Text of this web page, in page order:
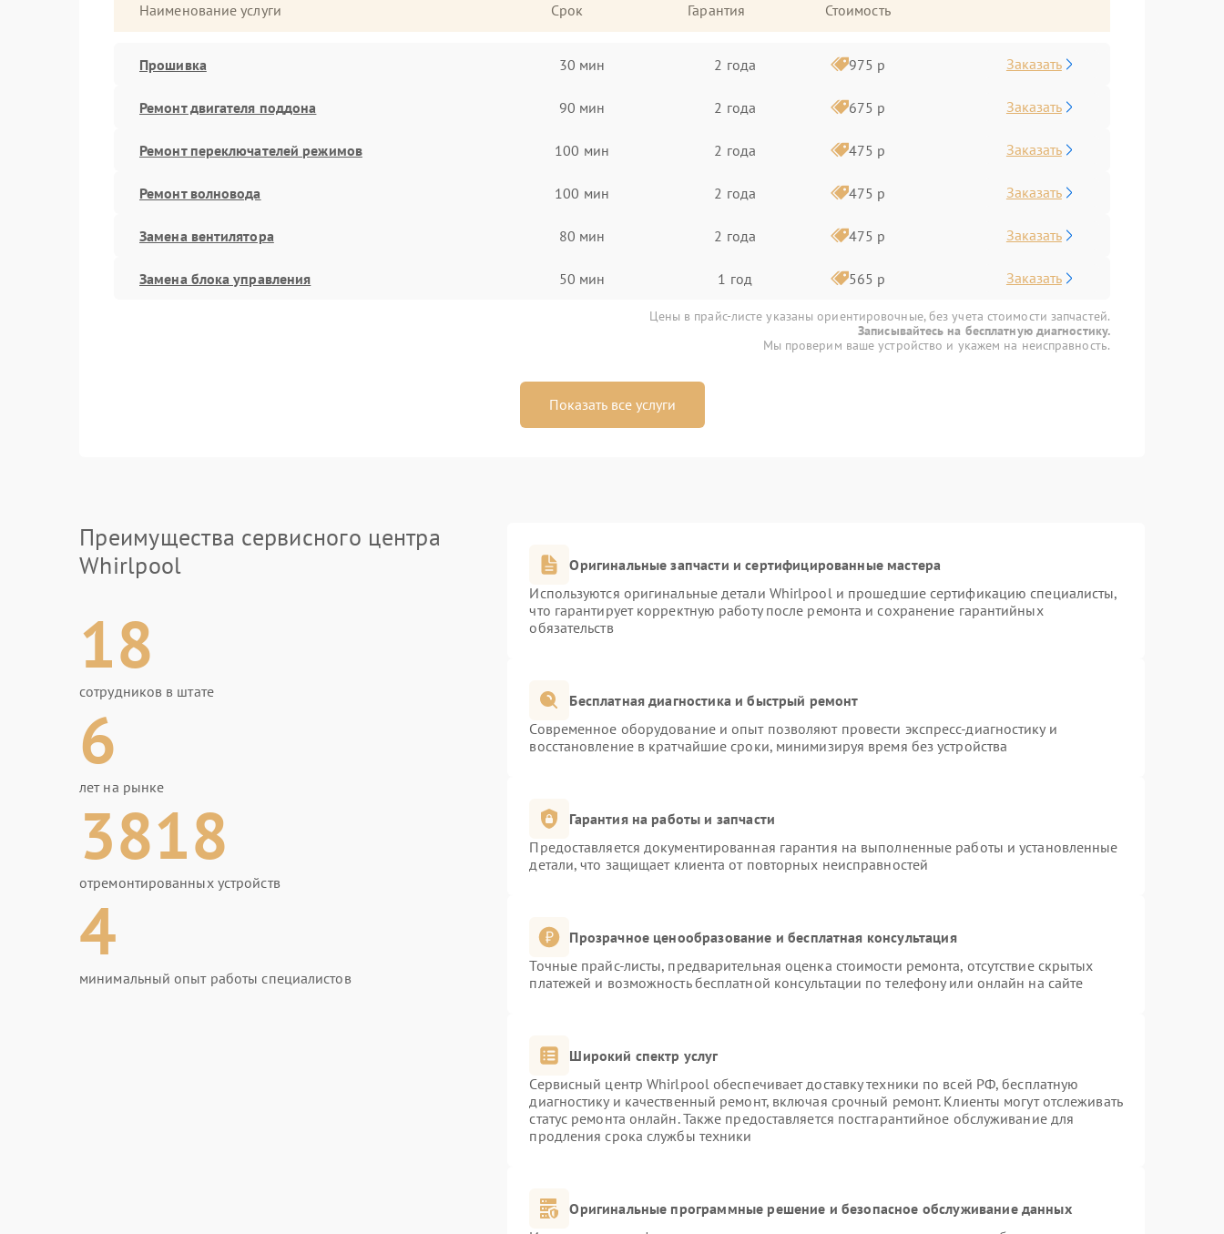
Наименование услуги Срок Гарантия Стоимость
Прошивка 30 мин 2 года 975 р Заказать
Ремонт двигателя поддона 90 мин 2 года 675 р Заказать
Ремонт переключателей режимов 100 мин 2 года 475 р Заказать
Ремонт волновода 100 мин 2 года 475 р Заказать
Замена вентилятора 80 мин 2 года 475 р Заказать
Замена блока управления 50 мин 1 год 565 р Заказать
Цены в прайс-листе указаны ориентировочные, без учета стоимости запчастей.
Записывайтесь на бесплатную диагностику.
Мы проверим ваше устройство и укажем на неисправность.
Показать все услуги
Преимущества сервисного центра
Whirlpool
18
сотрудников в штате
6
лет на рынке
3818
отремонтированных устройств
4
минимальный опыт работы специалистов
Оригинальные запчасти и сертифицированные мастера
Используются оригинальные детали Whirlpool и прошедшие сертификацию специалисты,
что гарантирует корректную работу после ремонта и сохранение гарантийных
обязательств
Бесплатная диагностика и быстрый ремонт
Современное оборудование и опыт позволяют провести экспресс-диагностику и
восстановление в кратчайшие сроки, минимизируя время без устройства
Гарантия на работы и запчасти
Предоставляется документированная гарантия на выполненные работы и установленные
детали, что защищает клиента от повторных неисправностей
Прозрачное ценообразование и бесплатная консультация
Точные прайс-листы, предварительная оценка стоимости ремонта, отсутствие скрытых
платежей и возможность бесплатной консультации по телефону или онлайн на сайте
Широкий спектр услуг
Сервисный центр Whirlpool обеспечивает доставку техники по всей РФ, бесплатную
диагностику и качественный ремонт, включая срочный ремонт. Клиенты могут отслеживать
статус ремонта онлайн. Также предоставляется постгарантийное обслуживание для
продления срока службы техники
Оригинальные программные решение и безопасное обслуживание данных